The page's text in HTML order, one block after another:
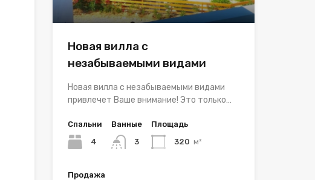
Новая вилла с
незабываемыми видами
Новая вилла с незабываемыми видами
привлечет Ваше внимание! Это только…
Спальни
4
Ванные
3
Площадь
320 м²
Продажа